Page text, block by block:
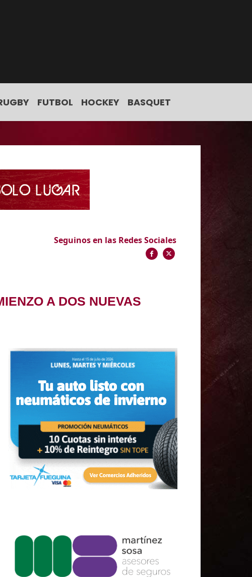
FUTBOL HOCKEY BASQUET
Seguinos en las Redes Sociales
A DOS NUEVAS